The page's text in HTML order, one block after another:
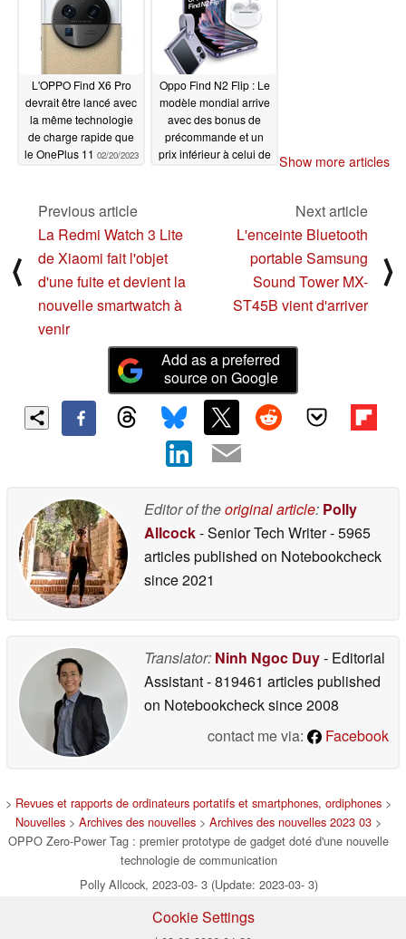
L'OPPO Find X6 Pro
devrait être lancé avec
la même technologie
de charge rapide que
le OnePlus 11 02/20/2023
Oppo Find N2 Flip : Le
modèle mondial arrive
avec des bonus de
précommande et un
prix inférieur à celui de Show more articles
⟨
Previous article
La Redmi Watch 3 Lite
de Xiaomi fait l'objet
d'une fuite et devient la
nouvelle smartwatch à
venir
Next article
L'enceinte Bluetooth
portable Samsung
Sound Tower MX-
ST45B vient d'arriver
⟩
Add as a preferred
source on Google
Editor of theoriginal article: Polly
Allcock- Senior Tech Writer- 5965
articles published on Notebookcheck
since 2021
Translator: Ninh Ngoc Duy- Editorial
Assistant- 819461 articles published
on Notebookchecksince 2008
contact me via:
Facebook
> Revues et rapports de ordinateurs portatifs et smartphones, ordiphones >
Nouvelles > Archives des nouvelles > Archives des nouvelles 2023 03 >
OPPO Zero-Power Tag : premier prototype de gadget doté d'une nouvelle
technologie de communication
Polly Allcock, 2023-03- 3 (Update: 2023-03- 3)
Cookie Settings